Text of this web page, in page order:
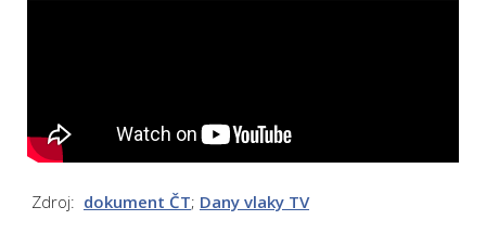
Zdroj: dokument ČT; Dany vlaky TV